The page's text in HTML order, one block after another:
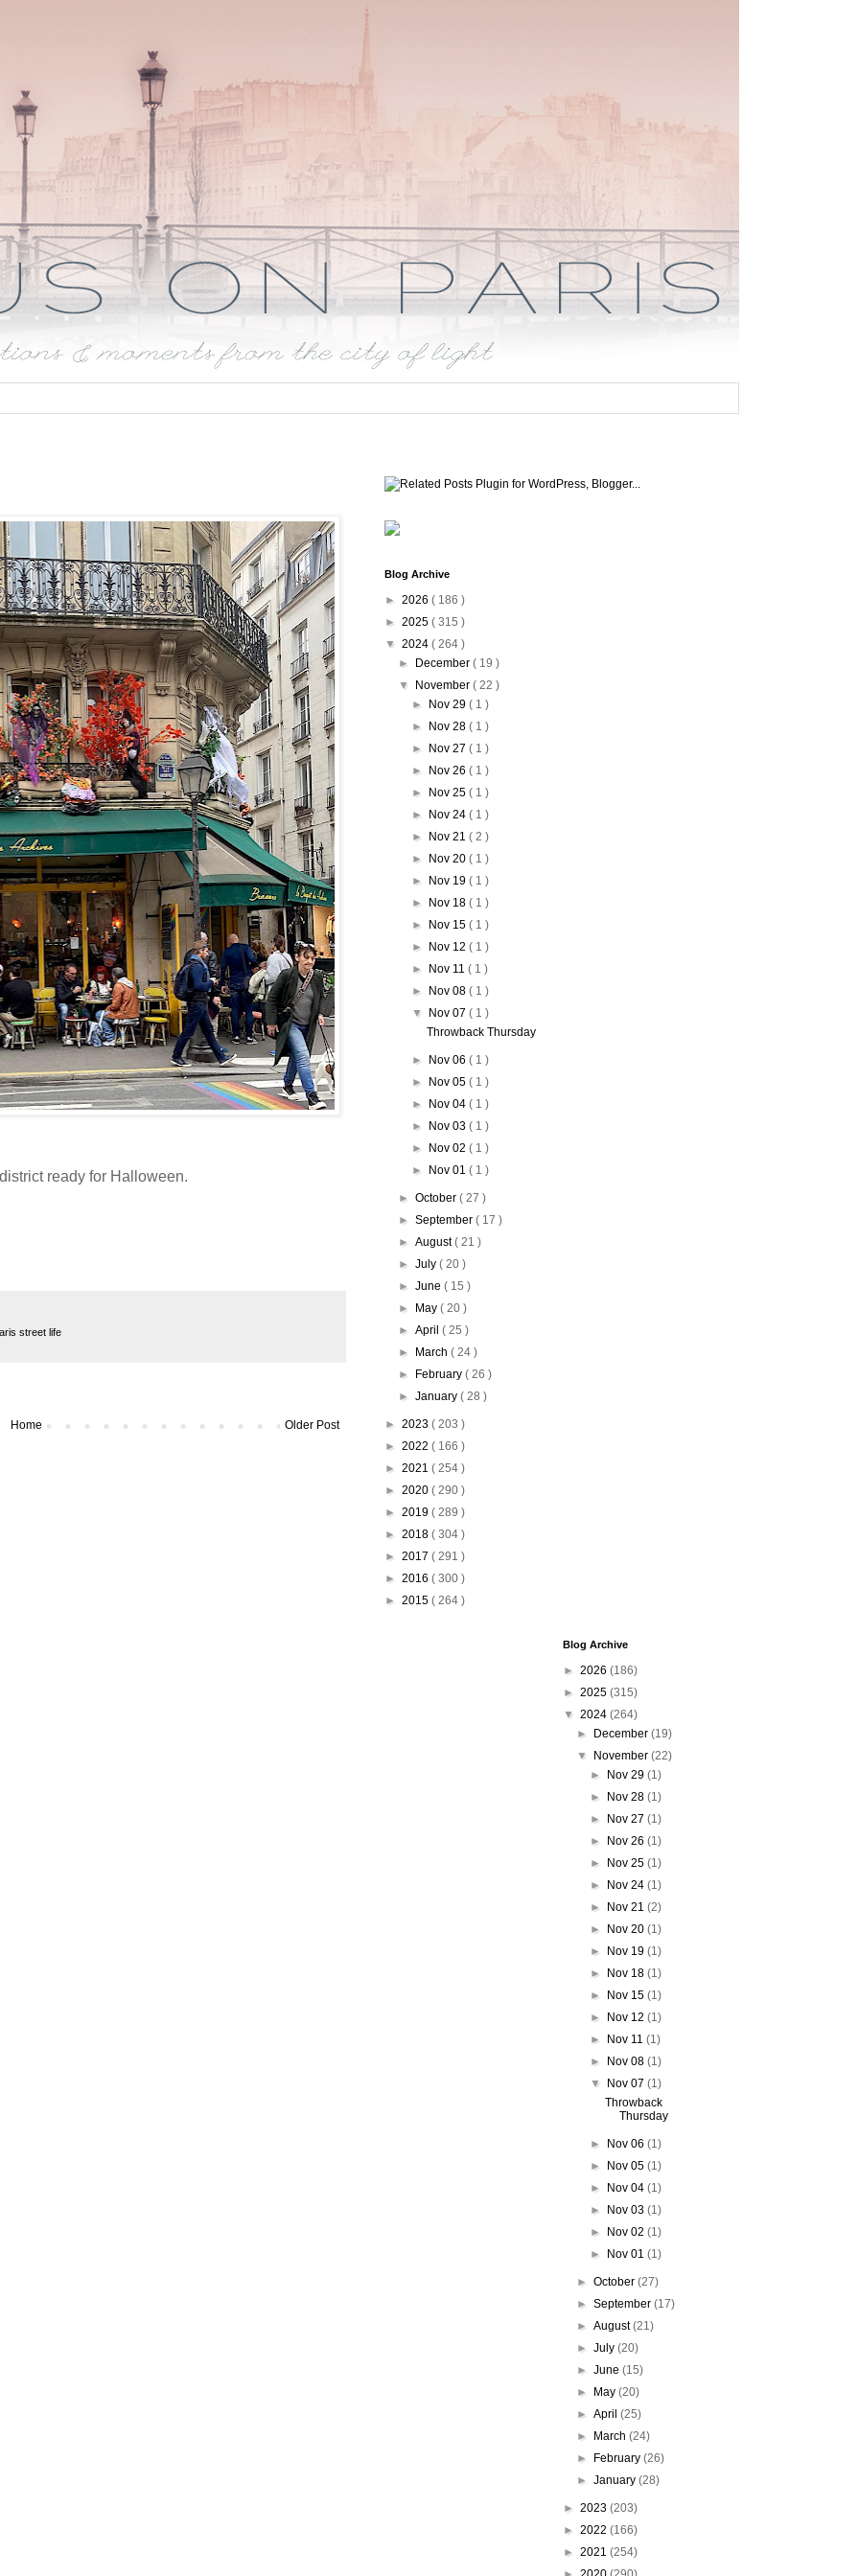
ready for Halloween.
street life
Older Post
Home
Blog Archive
► 2026 ( 186 )
► 2025 ( 315 )
▼ 2024 ( 264 )
►
December ( 19 )
▼
November ( 22 )
►
Nov 29( 1 )
►
Nov 28( 1 )
►
Nov 27( 1 )
►
Nov 26( 1 )
►
Nov 25( 1 )
►
Nov 24( 1 )
►
Nov 21( 2 )
►
Nov 20( 1 )
►
Nov 19( 1 )
►
Nov 18( 1 )
►
Nov 15( 1 )
►
Nov 12( 1 )
►
Nov 11( 1 )
►
Nov 08( 1 )
▼
Nov 07( 1 )
Throwback Thursday
► Nov 06( 1 )
►
Nov 05( 1 )
►
Nov 04( 1 )
►
Nov 03( 1 )
►
Nov 02( 1 )
►
Nov 01( 1 )
► October ( 27 )
► September ( 17 )
► August( 21 )
► July ( 20 )
► June ( 15 )
►
May ( 20 )
► April ( 25 )
►
March ( 24 )
►
February ( 26 )
► January ( 28 )
► 2023 ( 203 )
► 2022 ( 166 )
► 2021 ( 254 )
► 2020 ( 290 )
► 2019 ( 289 )
► 2018 ( 304 )
► 2017 ( 291 )
► 2016 ( 300 )
► 2015 ( 264 )
Blog Archive
► 2026 (186)
► 2025 (315)
▼ 2024 (264)
►
December (19)
▼
November (22)
►
Nov 29(1)
►
Nov 28(1)
►
Nov 27(1)
►
Nov 26(1)
►
Nov 25(1)
►
Nov 24(1)
►
Nov 21(2)
►
Nov 20(1)
►
Nov 19(1)
►
Nov 18(1)
►
Nov 15(1)
►
Nov 12(1)
►
Nov 11(1)
►
Nov 08(1)
▼
Nov 07(1)
Throwback
Thursday
► Nov 06(1)
►
Nov 05(1)
►
Nov 04(1)
►
Nov 03(1)
►
Nov 02(1)
►
Nov 01(1)
► October (27)
► September (17)
► August(21)
► July (20)
► June (15)
►
May (20)
► April (25)
►
March (24)
►
February (26)
► January (28)
► 2023 (203)
► 2022 (166)
► 2021 (254)